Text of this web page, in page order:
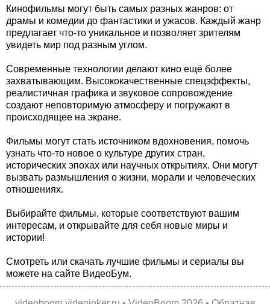
Кинофильмы могут быть самых разных жанров: от
драмы и комедии до фантастики и ужасов. Каждый жанр
предлагает что-то уникальное и позволяет зрителям
увидеть мир под разным углом.
Современные технологии делают кино ещё более
захватывающим. Высококачественные спецэффекты,
реалистичная графика и звуковое сопровождение
создают неповторимую атмосферу и погружают в
происходящее на экране.
Фильмы могут стать источником вдохновения, помочь
узнать что-то новое о культуре других стран,
исторических эпохах или научных открытиях. Они могут
вызвать размышления о жизни, морали и человеческих
отношениях.
Выбирайте фильмы, которые соответствуют вашим
интересам, и открывайте для себя новые миры и
истории!
Смотреть или скачать лучшие фильмы и сериалы вы
можете на сайте ВидеоБум.